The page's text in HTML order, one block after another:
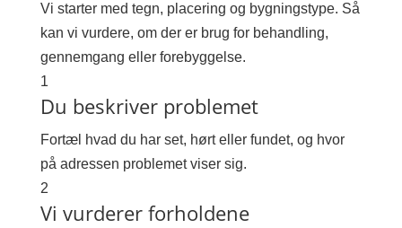
Vi starter med tegn, placering og bygningstype. Så
kan vi vurdere, om der er brug for behandling,
gennemgang eller forebyggelse.
1
Du beskriver problemet
Fortæl hvad du har set, hørt eller fundet, og hvor
på adressen problemet viser sig.
2
Vi vurderer forholdene